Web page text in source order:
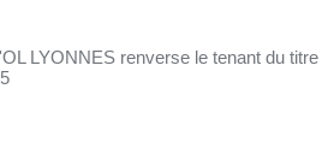
LYONNES renverse le tenant du titre